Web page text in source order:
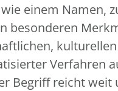
einem Namen,
besonderen
Verfahren
Begriff reicht